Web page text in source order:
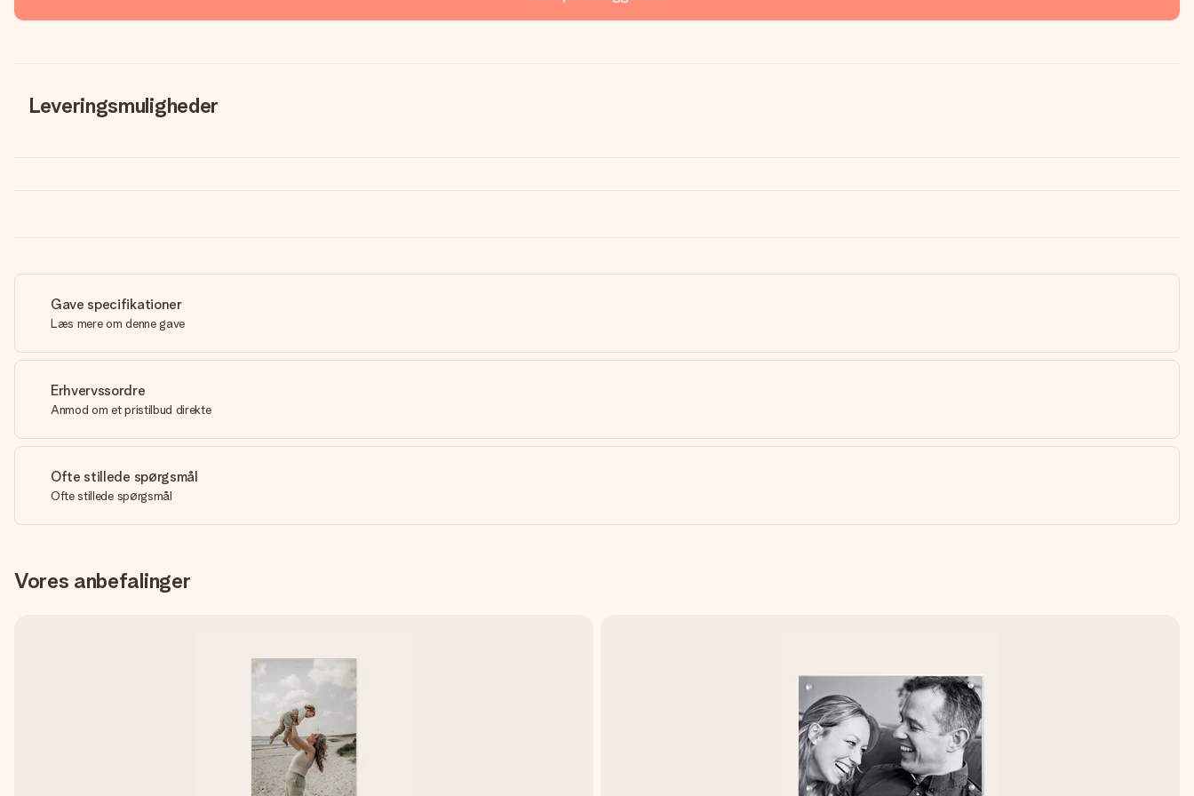
Leveringsmuligheder
Gave specifikationer
Læs mere om denne gave
Erhvervssordre
Anmod om et pristilbud direkte
Ofte stillede spørgsmål
Ofte stillede spørgsmål
Vores anbefalinger